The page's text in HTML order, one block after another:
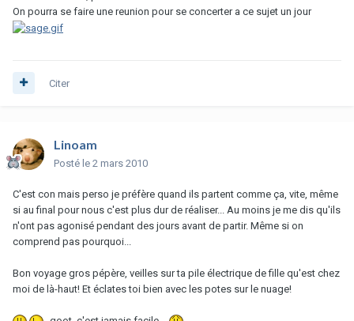
On pourra se faire une reunion pour se concerter a ce sujet un jour
Citer
Linoam
Posté le 2 mars 2010
C'est con mais perso je préfère quand ils partent comme ça, vite, même
si au final pour nous c'est plus dur de réaliser... Au moins je me dis qu'ils
n'ont pas agonisé pendant des jours avant de partir. Même si on
comprend pas pourquoi...
Bon voyage gros pépère, veilles sur ta pile électrique de fille qu'est chez
moi de là-haut! Et éclates toi bien avec les potes sur le nuage!